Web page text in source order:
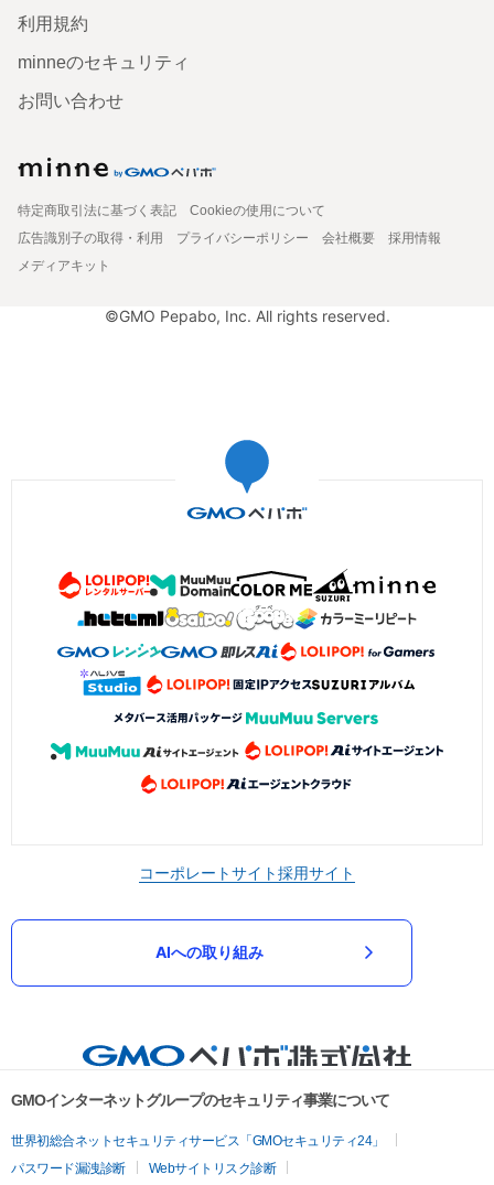
利用規約
minneのセキュリティ
お問い合わせ
特定商取引法に基づく表記
Cookieの使用について
広告識別子の取得・利用
プライバシーポリシー 会社概要
採用情報
メディアキット
©GMO Pepabo, Inc. All rights reserved.
コーポレートサイト採用サイト
AIへの取り組み
GMOインターネットグループのセキュリティ事業について
世界初総合ネットセキュリティサービス「GMOセキュリティ24」
パスワード漏洩診断
Webサイトリスク診断